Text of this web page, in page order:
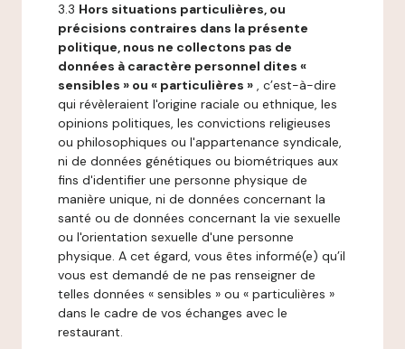
3.3 Hors situations particulières, ou
précisions contraires dans la présente
politique, nous ne collectons pas de
données à caractère personnel dites «
sensibles » ou « particulières » , c’est-à-dire
qui révèleraient l'origine raciale ou ethnique, les
opinions politiques, les convictions religieuses
ou philosophiques ou l'appartenance syndicale,
ni de données génétiques ou biométriques aux
fins d'identifier une personne physique de
manière unique, ni de données concernant la
santé ou de données concernant la vie sexuelle
ou l'orientation sexuelle d'une personne
physique. A cet égard, vous êtes informé(e) qu’il
vous est demandé de ne pas renseigner de
telles données « sensibles » ou « particulières »
dans le cadre de vos échanges avec le
restaurant.